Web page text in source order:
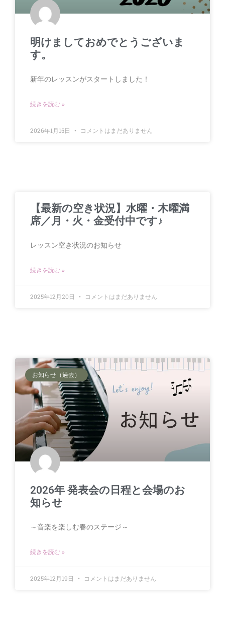
明けましておめでとうございま
す。
新年のレッスンがスタートしました！
続きを読む »
2026年1月15日 コメントはまだありません
【最新の空き状況】水曜・木曜満
席／月・火・金受付中です♪
レッスン空き状況のお知らせ
続きを読む »
2025年12月20日 コメントはまだありません
お知らせ（過去）
2026年 発表会の日程と会場のお
知らせ
～音楽を楽しむ春のステージ～
続きを読む »
2025年12月19日 コメントはまだありません